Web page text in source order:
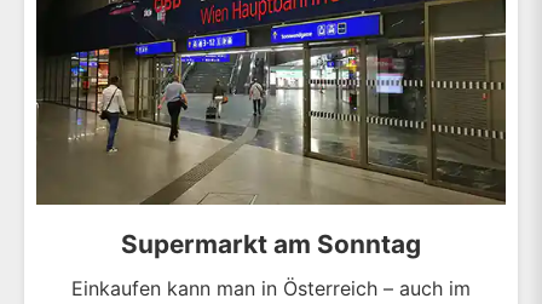
Supermarkt am Sonntag
Einkaufen kann man in Österreich – auch im